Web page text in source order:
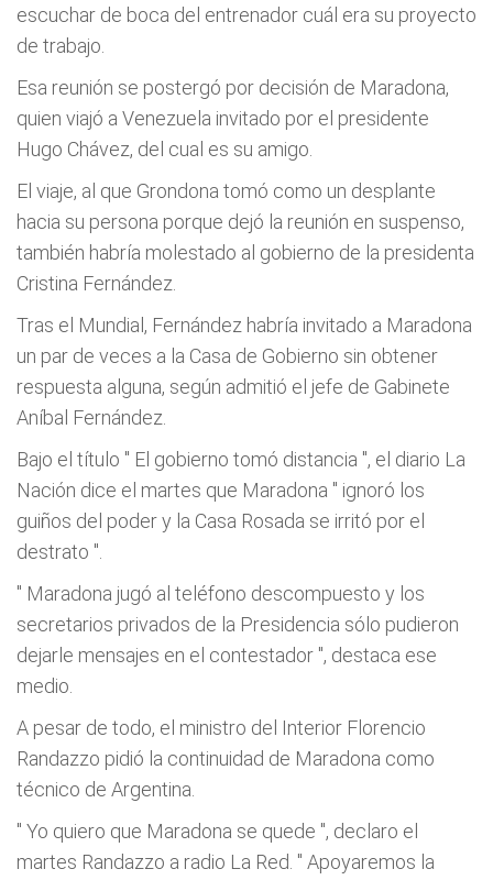
escuchar de boca del entrenador cuál era su proyecto
de trabajo.
Esa reunión se postergó por decisión de Maradona,
quien viajó a Venezuela invitado por el presidente
Hugo Chávez, del cual es su amigo.
El viaje, al que Grondona tomó como un desplante
hacia su persona porque dejó la reunión en suspenso,
también habría molestado al gobierno de la presidenta
Cristina Fernández.
Tras el Mundial, Fernández habría invitado a Maradona
un par de veces a la Casa de Gobierno sin obtener
respuesta alguna, según admitió el jefe de Gabinete
Aníbal Fernández.
Bajo el título " El gobierno tomó distancia ", el diario La
Nación dice el martes que Maradona " ignoró los
guiños del poder y la Casa Rosada se irritó por el
destrato ".
" Maradona jugó al teléfono descompuesto y los
secretarios privados de la Presidencia sólo pudieron
dejarle mensajes en el contestador ", destaca ese
medio.
A pesar de todo, el ministro del Interior Florencio
Randazzo pidió la continuidad de Maradona como
técnico de Argentina.
" Yo quiero que Maradona se quede ", declaro el
martes Randazzo a radio La Red. " Apoyaremos la